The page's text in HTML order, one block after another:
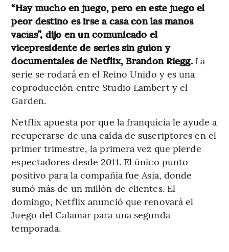
“Hay mucho en juego, pero en este juego el
peor destino es irse a casa con las manos
vacías”, dijo en un comunicado el
vicepresidente de series sin guión y
documentales de Netflix, Brandon Riegg.La
serie se rodará en el Reino Unido y es una
coproducción entre Studio Lambert y el
Garden.
Netflix apuesta por que la franquicia le ayude a
recuperarse de una caída de suscriptores en el
primer trimestre, la primera vez que pierde
espectadores desde 2011. El único punto
positivo para la compañía fue Asia, donde
sumó más de un millón de clientes. El
domingo, Netflix anunció que renovará el
Juego del Calamar para una segunda
temporada.